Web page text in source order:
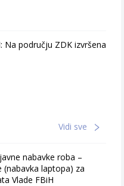
Na području ZDK izvršena
Vidi sve
nabavke roba –
laptopa) za
Vlade FBiH